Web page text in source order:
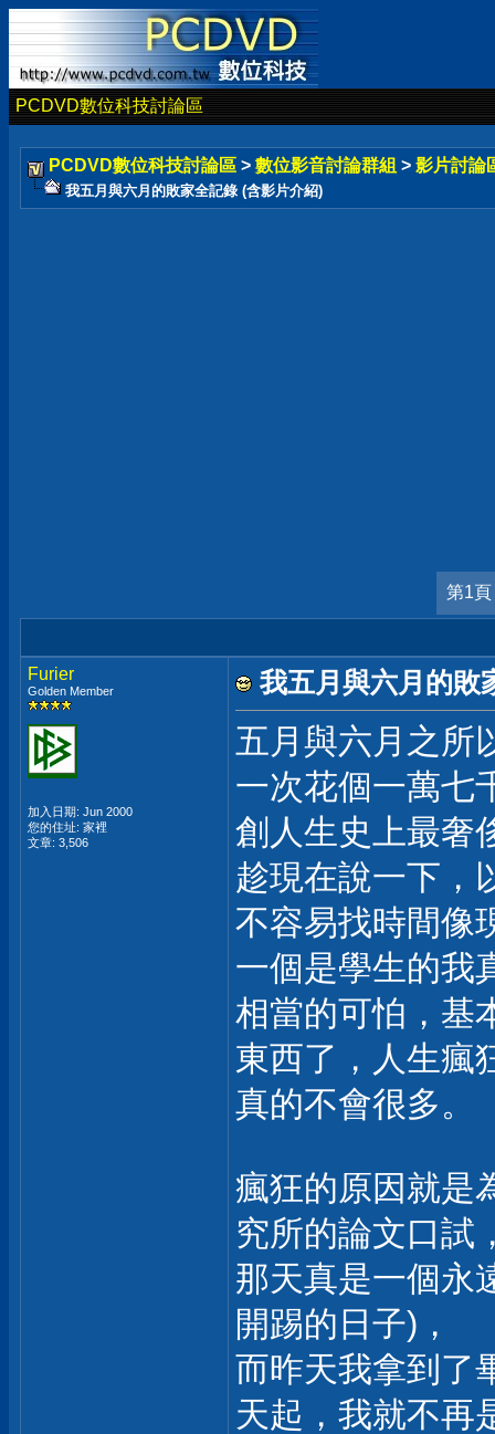
PCDVD數位科技討論區
PCDVD數位科技討論區 > 數位影音討論群組 > 影片討論
我五月與六月的敗家全記錄 (含影片介紹)
第1頁
Furier
Golden Member
加入日期: Jun 2000
您的住址: 家裡
文章: 3,506
我五月與六月的敗
五月與六月之所
一次花個一萬七
創人生史上最奢
趁現在說一下，
不容易找時間像
一個是學生的我
相當的可怕，基
東西了，人生瘋
真的不會很多。
瘋狂的原因就是
究所的論文口試
那天真是一個永
開踢的日子)，
而昨天我拿到了
天起，我就不再